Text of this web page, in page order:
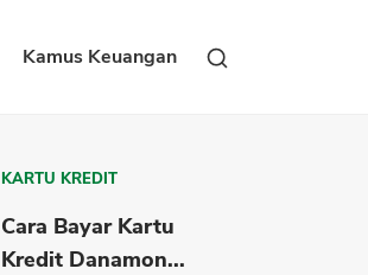
Kamus Keuangan
KARTU KREDIT
Cara Bayar Kartu
Kredit Danamon...